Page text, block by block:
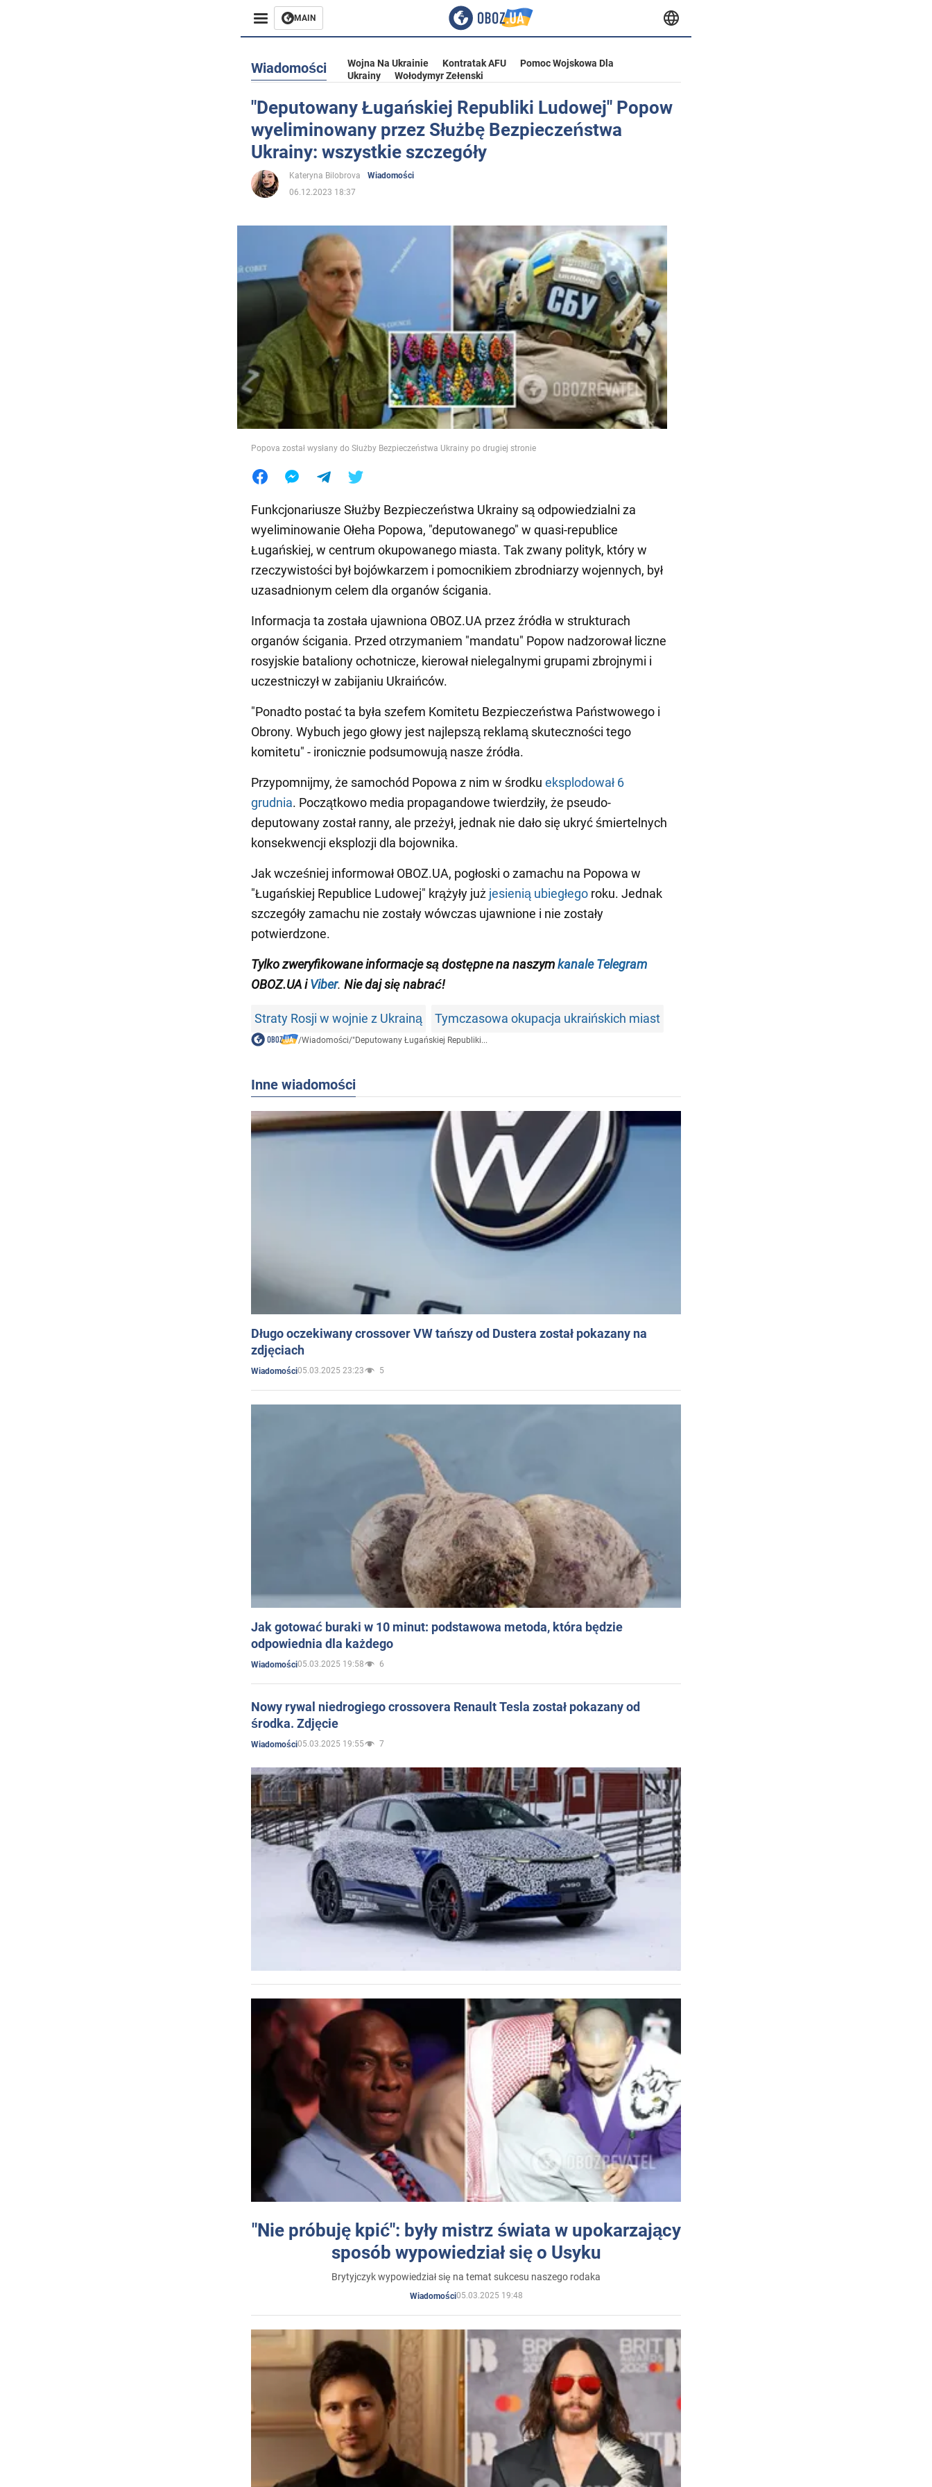
MAIN
Rozrywka
Życie
Polityka
Społeczeństwo
Wojna na Ukrainie
Świat
Jedzenie
Wiadomości Wojna Na Ukrainie Kontratak AFU
Pomoc Wojskowa Dla
Ukrainy
Wołodymyr Zełenski
"Deputowany Ługańskiej Republiki Ludowej" Popow
wyeliminowany przez Służbę Bezpieczeństwa
Ukrainy: wszystkie szczegóły
Kateryna Bilobrova
Wiadomości
06.12.2023 18:37
Popova został wysłany do Służby Bezpieczeństwa Ukrainy po drugiej stronie
Funkcjonariusze Służby Bezpieczeństwa Ukrainy są odpowiedzialni za
wyeliminowanie Ołeha Popowa, "deputowanego" w quasi-republice
Ługańskiej, w centrum okupowanego miasta. Tak zwany polityk, który w
rzeczywistości był bojówkarzem i pomocnikiem zbrodniarzy wojennych, był
uzasadnionym celem dla organów ścigania.
Informacja ta została ujawniona OBOZ.UA przez źródła w strukturach
organów ścigania. Przed otrzymaniem "mandatu" Popow nadzorował liczne
rosyjskie bataliony ochotnicze, kierował nielegalnymi grupami zbrojnymi i
uczestniczył w zabijaniu Ukraińców.
"Ponadto postać ta była szefem Komitetu Bezpieczeństwa Państwowego i
Obrony. Wybuch jego głowy jest najlepszą reklamą skuteczności tego
komitetu" - ironicznie podsumowują nasze źródła.
Przypomnijmy, że samochód Popowa z nim w środku eksplodował 6
grudnia. Początkowo media propagandowe twierdziły, że pseudo-
deputowany został ranny, ale przeżył, jednak nie dało się ukryć śmiertelnych
konsekwencji eksplozji dla bojownika.
Jak wcześniej informował OBOZ.UA, pogłoski o zamachu na Popowa w
"Ługańskiej Republice Ludowej" krążyły już jesienią ubiegłego roku. Jednak
szczegóły zamachu nie zostały wówczas ujawnione i nie zostały
potwierdzone.
Tylko zweryfikowane informacje są dostępne na naszymkanale Telegram
OBOZ.UA i Viber. Nie daj się nabrać!
Straty Rosji w wojnie z Ukrainą Tymczasowa okupacja ukraińskich miast
/Wiadomości/"Deputowany Ługańskiej Republiki...
Inne wiadomości
Długo oczekiwany crossover VW tańszy od Dustera został pokazany na
zdjęciach
Wiadomości05.03.2025 23:23 5
Jak gotować buraki w 10 minut: podstawowa metoda, która będzie
odpowiednia dla każdego
Wiadomości05.03.2025 19:58 6
Nowy rywal niedrogiego crossovera Renault Tesla został pokazany od
środka. Zdjęcie
Wiadomości05.03.2025 19:55 7
"Nie próbuję kpić": były mistrz świata w upokarzający
sposób wypowiedział się o Usyku
Brytyjczyk wypowiedział się na temat sukcesu naszego rodaka
Wiadomości05.03.2025 19:48